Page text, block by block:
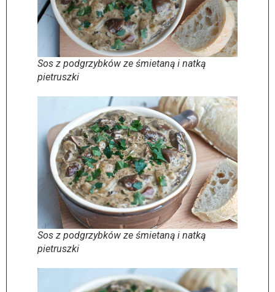
Sos z podgrzybków ze śmietaną i natką
pietruszki
Sos z podgrzybków ze śmietaną i natką
pietruszki